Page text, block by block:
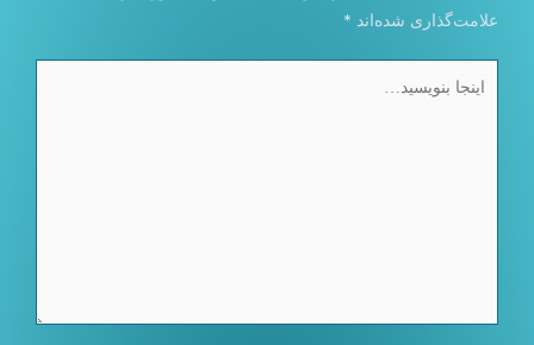
علامت‌گذاری شده‌اند *
بنویسید…